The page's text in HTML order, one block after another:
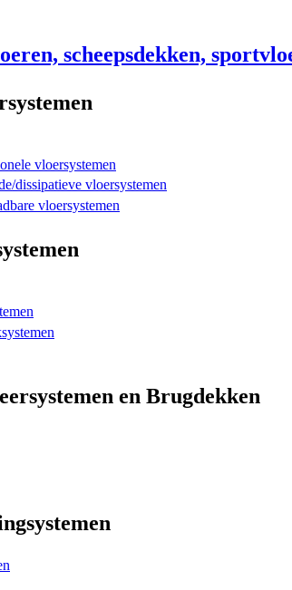
scheepsdekken,
vloersystemen
dissipatieve vloersystemen
vloersystemen
en Brugdekken